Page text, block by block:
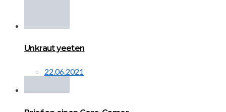
Unkraut yeeten
22.06.2021